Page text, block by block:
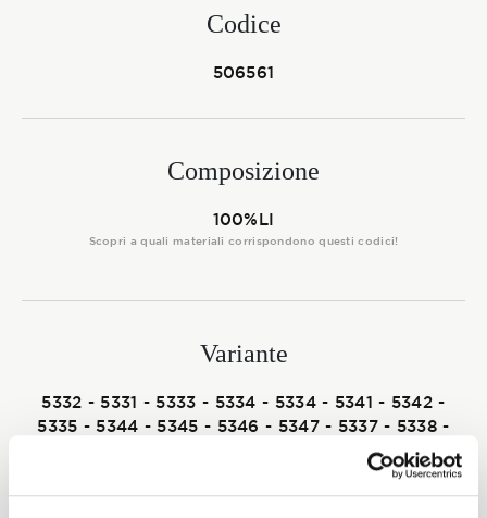
Codice
506561
Composizione
100%LI
Scopri a quali materiali corrispondono questi codici!
Variante
5332 - 5331 - 5333 - 5334 - 5334 - 5341 - 5342 -
5335 - 5344 - 5345 - 5346 - 5347 - 5337 - 5338 -
5348 - 5351 - 5352 - 5353 - 5354 - 5355 - 5356 -
5357 - 5358 - 5359 - 5360 - 5361 - 5362 - 5363 -
5364 - 5365 - 5366 - 5367 - 5368 - 5369 - 5371 -
CONTATTI